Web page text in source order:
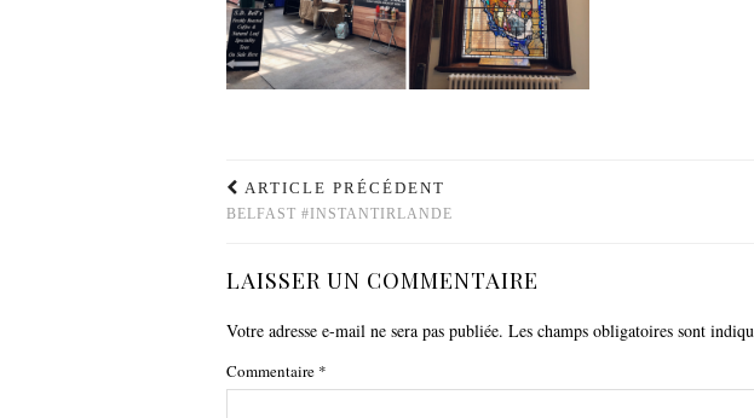
ARTICLE PRÉCÉDENT
BELFAST #INSTANTIRLANDE
LAISSER UN COMMENTAIRE
Votre adresse e-mail ne sera pas publiée. Les champs obligatoires sont
Commentaire *